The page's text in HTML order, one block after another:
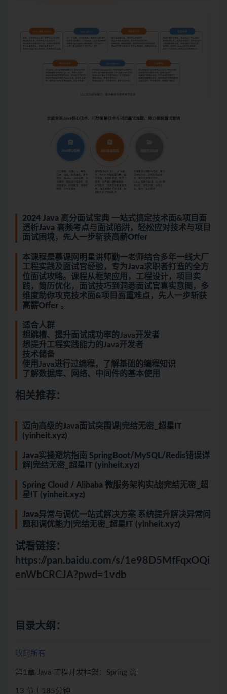
2024 Java 高分面试宝典 一站式搞定技术面&项目面
透析Java 高频考点与面试陷阱，轻松应对技术与项目
面试困境，先人一步斩获高薪Offer
本课程是慕课网明星讲师勤一老师结合多年一线大厂
工程实践及面试官经验，专为Java求职者打造的全方
位面试攻略。课程从框架应用，工程设计，项目实
践，简历优化，面试技巧到洞悉面试官真实意图，多
维度助你攻克技术面&项目面重难点，先人一步斩获
高薪Offer 。
适合人群
想跳槽、提升面试成功率的Java开发者
想提升工程实践能力的Java开发者
技术储备
使用Java进行过编程，了解基础的编程知识
了解数据库、网络、中间件的基本使用
相关推荐：
迈向高级的Java面试突围课|完结无密_超星IT
(yinheit.xyz)
Java实操避坑指南 SpringBoot/MySQL/Redis错误详
解|完结无密_超星IT (yinheit.xyz)
Spring Cloud / Alibaba 微服务架构实战|完结无密_超
星IT (yinheit.xyz)
Java异常与调优一站式解决方案 系统提升解决异常问
题和调优能力|完结无密_超星IT (yinheit.xyz)
试看链接：
https://pan.baidu.com/s/1e98D5MfFqxOQi
enWbCRCJA?pwd=1vdb
目录大纲：
收起所有
第1章 Java 工程开发框架：Spring 篇
13 节｜185分钟